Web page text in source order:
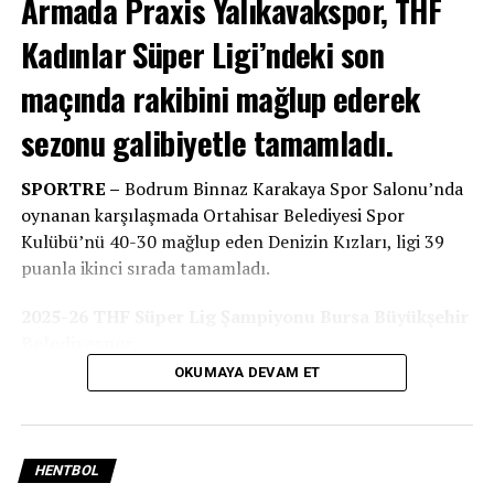
İLGILI KONULAR: AHMET ARAS
AVRUPA KUPASI
BODRUM SPOR TV
MEHMET ESEN
MUSTAFA ÇIT
YALIKVAKSPOR
BIR SONRAKI
Yalıkavakspor’a tam destek..
Hem ligde hem de Avrupa’da Bodrum’un yüzünü
güldürüyorlar..
Armada Praxis Yalıkavakspor, THF
Kadınlar Süper Ligi’ndeki son
maçında rakibini mağlup ederek
sezonu galibiyetle tamamladı.
SPORTRE – Bodrum Binnaz Karakaya Spor Salonu’nda
oynanan karşılaşmada Ortahisar Belediyesi Spor
Kulübü’nü 40-30 mağlup eden Denizin Kızları, ligi 39
puanla ikinci sırada tamamladı.
Oynanan son hafta karşılamaları sonunda; Üsküdar
Süper Lig şampiyonu oldu.
OKUMAYA DEVAM ET
HENTBOL